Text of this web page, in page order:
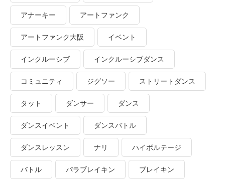
アナーキー アートファンク
アートファンク大阪 イベント
インクルーシブ インクルーシブダンス
コミュニティ ジグソー ストリートダンス
タット ダンサー ダンス
ダンスイベント ダンスバトル
ダンスレッスン ナリ ハイボルテージ
バトル パラブレイキン ブレイキン